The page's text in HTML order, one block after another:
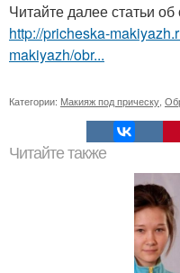
Читайте далее статьи
http://pricheska-
makiyazh/obr...
Категории: Макияж под прическу
Читайте также